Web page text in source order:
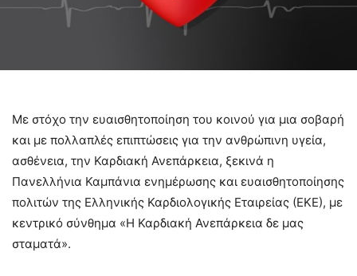
Με στόχο την ευαισθητοποίηση του κοινού για μια σοβαρή
και με πολλαπλές επιπτώσεις για την ανθρώπινη υγεία,
ασθένεια, την Καρδιακή Ανεπάρκεια, ξεκινά η
Πανελλήνια Καμπάνια ενημέρωσης και ευαισθητοποίησης
πολιτών της Ελληνικής Καρδιολογικής Εταιρείας (ΕΚΕ), με
κεντρικό σύνθημα «Η Καρδιακή Ανεπάρκεια δε μας
σταματά».